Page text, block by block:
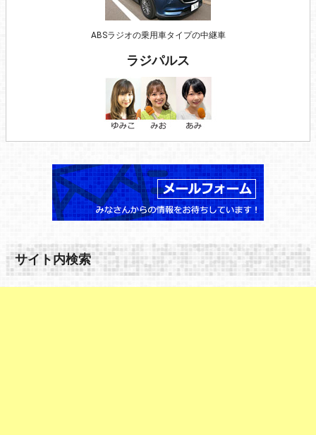
ABSラジオの乗用車タイプの中継車
ラジパルス
サイト内検索